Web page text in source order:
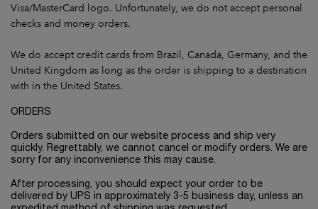
Visa/MasterCard logo. Unfortunately, we do not accept personal
checks and money orders.
We do accept credit cards from Brazil, Canada, Germany, and the
United Kingdom as long as the order is shipping to a destination
with in the United States.
ORDERS
Orders submitted on our website process and ship very
quickly. Regrettably, we cannot cancel or modify orders. We are
sorry for any inconvenience this may cause.
After processing, you should expect your order to be
delivered by UPS in approximately 3-5 business day, unless an